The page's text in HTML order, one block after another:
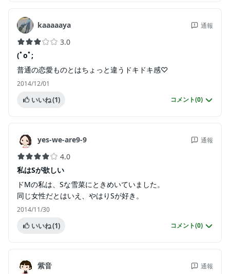
kaaaaaya 通報
3.0
(ﾟoﾟ;
普通の恋愛ものとはちょっと違うドキドキ感♡
2014/12/01
いいね(1) コメント(0)
yes-we-are9-9 通報
4.0
私はSが欲しい
ドMの私は、Sな雪菜にときめいていました。
同じ女性だとはいえ、やはりSが好き。
2014/11/30
いいね(1) コメント(0)
紫音 通報